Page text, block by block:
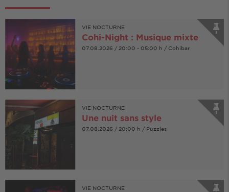
VIE NOCTURNE
Cohi-Night : Musique mixte
07.08.2026 / 20:00 - 05:00 h / Cohibar
VIE NOCTURNE
Une nuit sans style
07.08.2026 / 20:00 h / Puzzles
VIE NOCTURNE